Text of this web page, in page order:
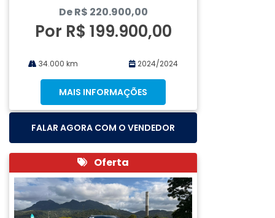
De R$ 220.900,00
Por R$ 199.900,00
34.000 km 2024/2024
MAIS INFORMAÇÕES
FALAR AGORA COM O VENDEDOR
Oferta